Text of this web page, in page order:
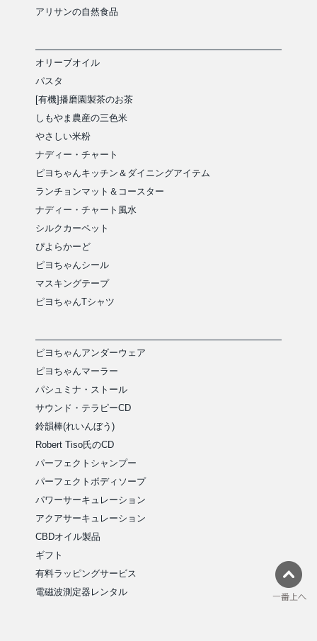
アリサンの自然食品
オリーブオイル
パスタ
[有機]播磨園製茶のお茶
しもやま農産の三色米
やさしい米粉
ナディー・チャート
ピヨちゃんキッチン＆ダイニングアイテム
ランチョンマット＆コースター
ナディー・チャート風水
シルクカーペット
ぴよらかーど
ピヨちゃんシール
マスキングテープ
ピヨちゃんTシャツ
ピヨちゃんアンダーウェア
ピヨちゃんマーラー
パシュミナ・ストール
サウンド・テラピーCD
鈴韻棒(れいんぼう)
Robert Tiso氏のCD
パーフェクトシャンプー
パーフェクトボディソープ
パワーサーキュレーション
アクアサーキュレーション
CBDオイル製品
ギフト
有料ラッピングサービス
電磁波測定器レンタル